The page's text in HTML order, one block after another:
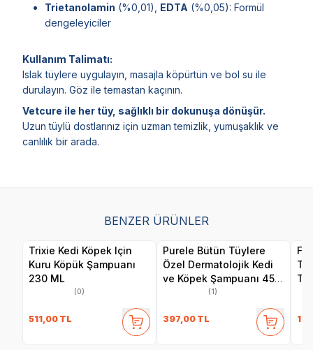
Trietanolamin (%0,01), EDTA (%0,05): Formül
dengeleyiciler
Kullanım Talimatı:
Islak tüylere uygulayın, masajla köpürtün ve bol su ile
durulayın. Göz ile temastan kaçının.
Vetcure ile her tüy, sağlıklı bir dokunuşa dönüşür.
Uzun tüylü dostlarınız için uzman temizlik, yumuşaklık ve
canlılık bir arada.
BENZER ÜRÜNLER
Trixie Kedi Köpek Için
Kuru Köpük Şampuanı
230 ML
(0)
511,00 TL
Purele Bütün Tüylere
Özel Dermatolojik Kedi
ve Köpek Şampuanı 450
(1)
397,00 TL